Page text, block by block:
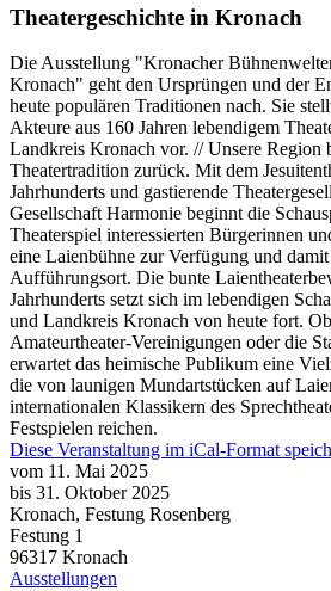
Theatergeschichte in Kronach
Die Ausstellung "Kronacher
Kronach" geht den Ursprüngen und der
heute populären Traditionen nach. Sie
Akteure aus 160 Jahren lebendigem
Landkreis Kronach vor. // Unsere Region
Theatertradition zurück. Mit dem
Jahrhunderts und gastierende
Gesellschaft Harmonie beginnt die
Theaterspiel interessierten Bürgerinnen
eine Laienbühne zur Verfügung und
Aufführungsort. Die bunte
Jahrhunderts setzt sich im lebendigen
und Landkreis Kronach von heute fort.
Amateurtheater-Vereinigungen oder die
erwartet das heimische Publikum eine
die von launigen Mundartstücken auf
internationalen Klassikern des
Festspielen reichen.
Diese Veranstaltung im iCal-Format
vom 11. Mai 2025
bis 31. Oktober 2025
Kronach, Festung Rosenberg
Festung 1
96317 Kronach
Ausstellungen